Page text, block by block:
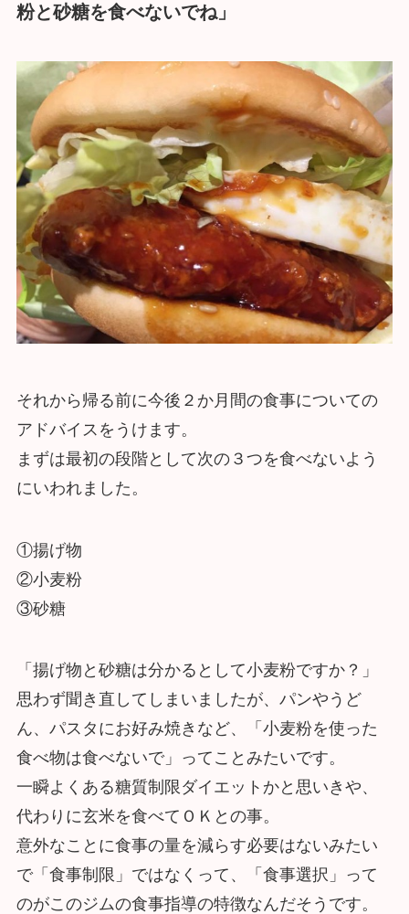
粉と砂糖を食べないでね」
それから帰る前に今後２か月間の食事についての
アドバイスをうけます。
まずは最初の段階として次の３つを食べないよう
にいわれました。
①揚げ物
②小麦粉
③砂糖
「揚げ物と砂糖は分かるとして小麦粉ですか？」
思わず聞き直してしまいましたが、パンやうど
ん、パスタにお好み焼きなど、「小麦粉を使った
食べ物は食べないで」ってことみたいです。
一瞬よくある糖質制限ダイエットかと思いきや、
代わりに玄米を食べてＯＫとの事。
意外なことに食事の量を減らす必要はないみたい
で「食事制限」ではなくって、「食事選択」って
のがこのジムの食事指導の特徴なんだそうです。